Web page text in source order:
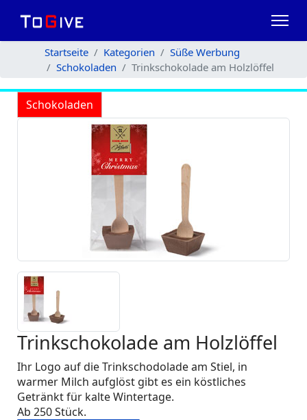
Startseite Kategorien
Süße Werbung
Schokoladen
Trinkschokolade am Holzlöffel
Schokoladen
Trinkschokolade am Holzlöffel
Ihr Logo auf die Trinkschodolade am Stiel, in
warmer Milch aufglöst gibt es ein köstliches
Getränkt für kalte Wintertage.
Ab 250 Stück.